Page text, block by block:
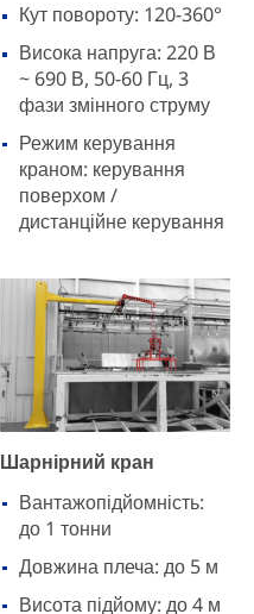
Кут повороту: 120-360°
Висока напруга: 220 В
~ 690 В, 50-60 Гц, 3
фази змінного струму
Режим керування
краном: керування
поверхом /
дистанційне керування
Шарнірний кран
Вантажопідйомність:
до 1 тонни
Довжина плеча: до 5 м
Висота підйому: до 4 м